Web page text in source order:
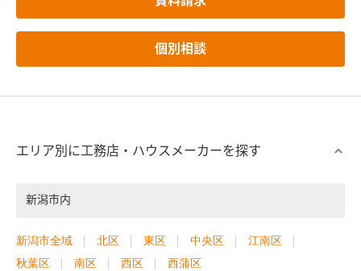
個別相談
エリア別に工務店・ハウスメーカーを探す
新潟市内
新潟市全域 北区 東区 中央区
江南区
秋葉区
南区 西区 西蒲区